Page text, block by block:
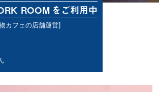
ROOM をご利用中
カフェの店舗運営]